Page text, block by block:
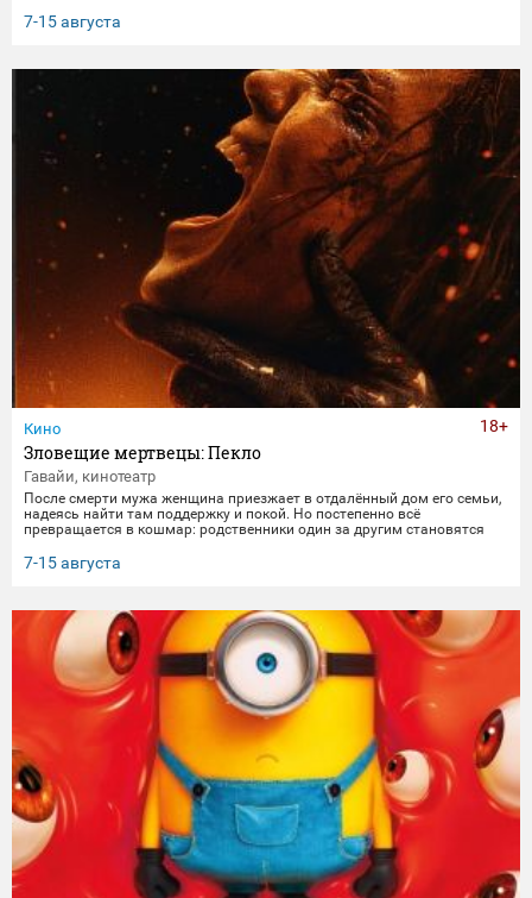
жизнью, убегая от рутины и последствий быта. Однажды пара
получает бутылку с волшебным напитком. Теперь их жизнь — это
сбывшихся желаний.
7-15 августа
Кино
Зловещие мертвецы: Пекло
Гавайи, кинотеатр
После смерти мужа женщина приезжает в отдалённый дом его семьи,
надеясь найти там поддержку и покой. Но постепенно всё
превращается в кошмар: родственники один за другим становятся
клятвы любви и верности не заканчиваются даже со смертью.
7-15 августа
18+